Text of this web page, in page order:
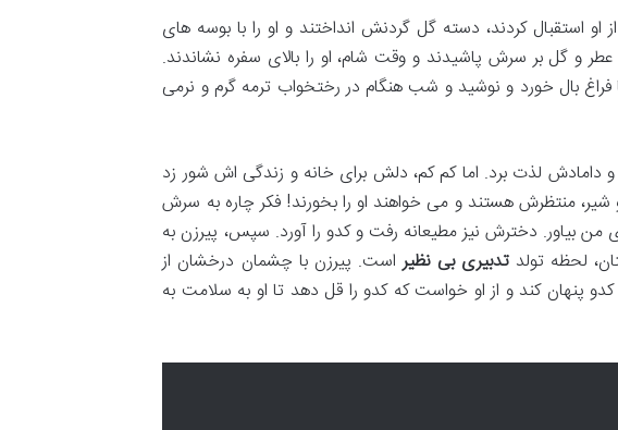
استقبال کردند، دسته گل گردنش انداختند و او را با بوسه های
و گل بر سرش پاشیدند و وقت شام، او را بالای سفره نشاندند.
فراغ بال خورد و نوشید و شب هنگام در رختخواب ترمه گرم و نرمی
دامادش لذت برد. اما کم کم، دلش برای خانه و زندگی اش شور زد
منتظرش هستند و می خواهند او را بخورند! فکر چاره به سرش
بیاور. دخترش نیز مطیعانه رفت و کدو را آورد. سپس، پیرزن به
لحظه تولدتدبیری بی نظیراست. پیرزن با چشمان درخشان از
کند و از او خواست که کدو را قل دهد تا او به سلامت به